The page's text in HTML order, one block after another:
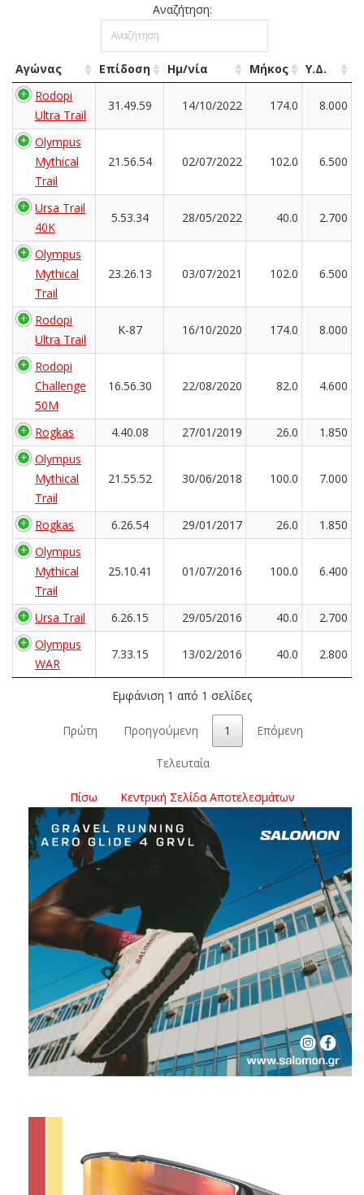
Αναζήτηση:
Αγώνας Επίδοση Ημ/νία Μήκος
Υ.Δ.
Rodopi
Ultra Trail
31.49.59 14/10/2022 174.0 8.000
Olympus
Mythical
Trail
21.56.54 02/07/2022 102.0 6.500
Ursa Trail
40K
5.53.34 28/05/2022 40.0 2.700
Olympus
Mythical
Trail
23.26.13 03/07/2021 102.0 6.500
Rodopi
Ultra Trail
K-87 16/10/2020 174.0 8.000
Rodopi
Challenge
50M
16.56.30 22/08/2020 82.0 4.600
Rogkas 4.40.08 27/01/2019 26.0
1.850
Olympus
Mythical
Trail
21.55.52 30/06/2018 100.0 7.000
Rogkas 6.26.54 29/01/2017 26.0
1.850
Olympus
Mythical
Trail
25.10.41 01/07/2016 100.0 6.400
Ursa Trail 6.26.15 29/05/2016 40.0
2.700
Olympus
WAR
7.33.15 13/02/2016 40.0 2.800
Εμφάνιση 1 από 1 σελίδες
Πρώτη Προηγούμενη 1 Επόμενη
Τελευταία
Πίσω Κεντρική Σελίδα Αποτελεσμάτων